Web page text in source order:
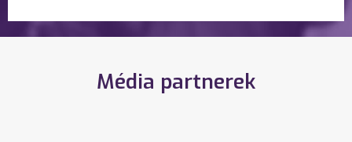
Média partnerek